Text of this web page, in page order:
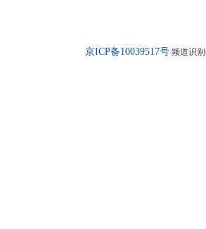
京ICP备10039517号频道识别